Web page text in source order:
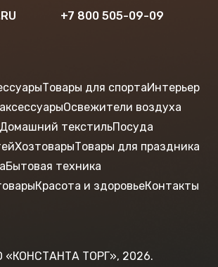
+7 800 505-09-09
«КОНСТАНТА ТОРГ», 2026.
Товары для спортаИнтерьер
Освежители воздуха
Домашний текстильПосуда
ХозтоварыТовары для праздника
Бытовая техника
Красота и здоровьеКонтакты